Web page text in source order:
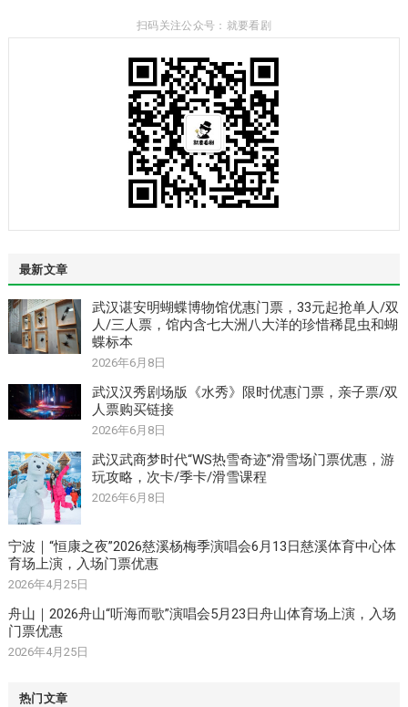
扫码关注公众号：就要看剧
最新文章
武汉谌安明蝴蝶博物馆优惠门票，33元起抢单人/双
人/三人票，馆内含七大洲八大洋的珍惜稀昆虫和蝴
蝶标本
2026年6月8日
武汉汉秀剧场版《水秀》限时优惠门票，亲子票/双
人票购买链接
2026年6月8日
武汉武商梦时代“WS热雪奇迹”滑雪场门票优惠，游
玩攻略，次卡/季卡/滑雪课程
2026年6月8日
宁波｜“恒康之夜”2026慈溪杨梅季演唱会6月13日慈溪体育中心体
育场上演，入场门票优惠
2026年4月25日
舟山｜2026舟山“听海而歌”演唱会5月23日舟山体育场上演，入场
门票优惠
2026年4月25日
热门文章